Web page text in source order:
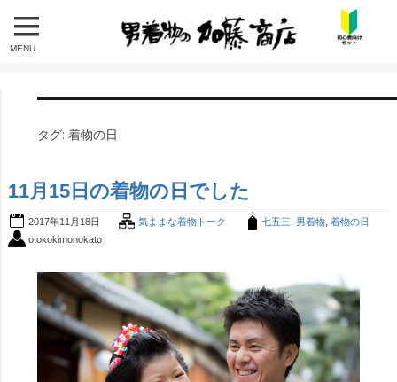
MENU
タグ:着物の日
11月15日の着物の日でした
2017年11月18日 気ままな着物トーク 七五三 男着物, 着物の日
otokokimonokato